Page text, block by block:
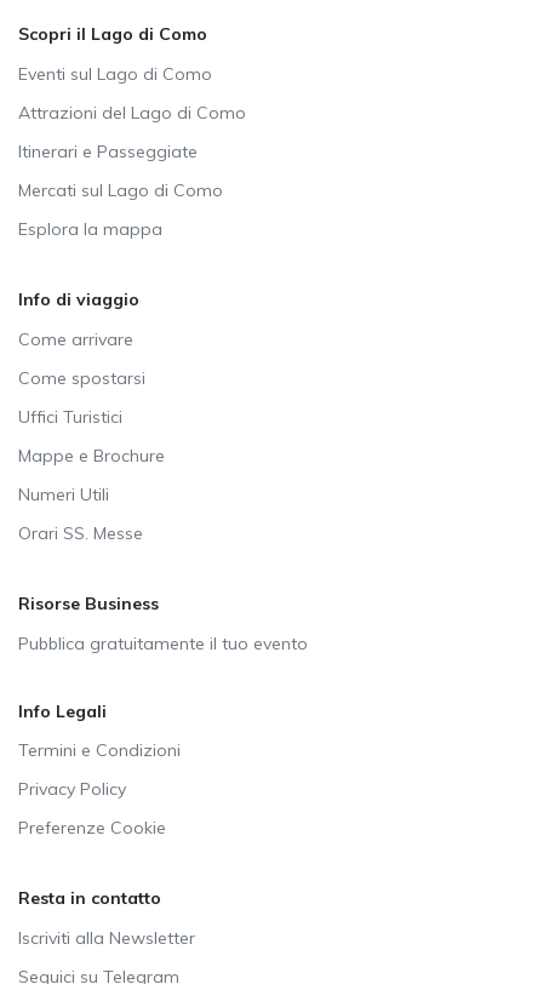
Scopri il Lago di Como
Eventi sul Lago di Como
Attrazioni del Lago di Como
Itinerari e Passeggiate
Mercati sul Lago di Como
Esplora la mappa
Info di viaggio
Come arrivare
Come spostarsi
Uffici Turistici
Mappe e Brochure
Numeri Utili
Orari SS. Messe
Risorse Business
Pubblica gratuitamente il tuo evento
Info Legali
Termini e Condizioni
Privacy Policy
Preferenze Cookie
Resta in contatto
Iscriviti alla Newsletter
Seguici su Telegram